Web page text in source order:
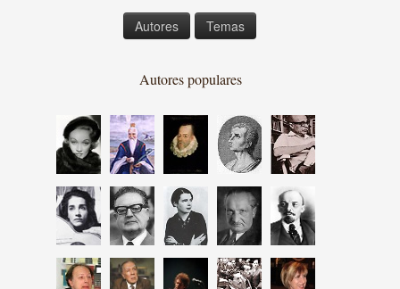
Autores Temas
Autores populares